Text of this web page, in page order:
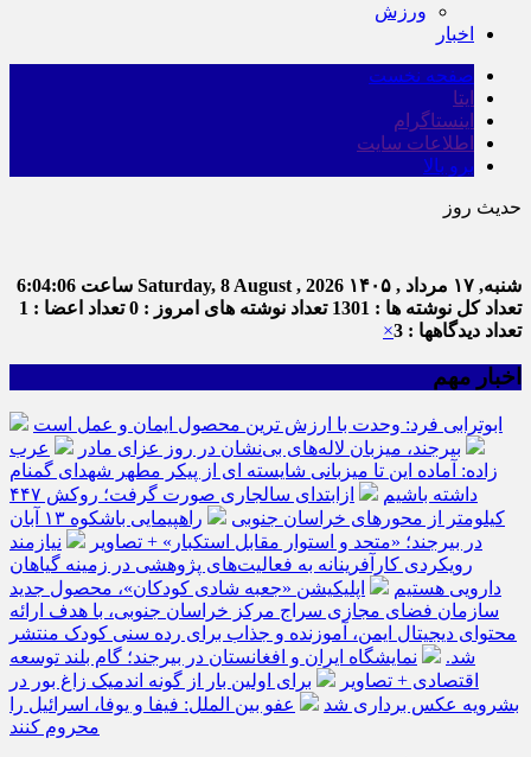
ورزش
اخبار
صفحه نخست
ایتا
اینستاگرام
اطلاعات سایت
برو بالا
حدیث روز
شنبه, ۱۷ مرداد , ۱۴۰۵ Saturday, 8 August , 2026 ساعت 6:04:07
تعداد کل نوشته ها : 1301
تعداد نوشته های امروز : 0
تعداد اعضا : 1
تعداد دیدگاهها : 3
×
اخبار مهم
ابوترابی فرد: وحدت با ارزش ترین محصول ایمان و عمل است
بیرجند، میزبان لاله‌های بی‌نشان در روز عزای مادر
عرب
زاده: آماده این تا میزبانی شایسته ای از پیکر مطهر شهدای گمنام
داشته باشیم
ازابتدای سالجاری صورت گرفت؛ روکش ۴۴۷
کیلومتر از محورهای خراسان جنوبی
راهپیمایی باشکوه ۱۳ آبان
در بیرجند؛ «متحد و استوار مقابل استکبار» + تصاویر
نیازمند
رویکردی کارآفرینانه به فعالیت‌های پژوهشی در زمینه گیاهان
دارویی هستیم
اپلیکیشن «جعبه شادی کودکان»، محصول جدید
سازمان فضای مجازی سراج مرکز خراسان جنوبی، با هدف ارائه
محتوای دیجیتال ایمن، آموزنده و جذاب برای رده سنی کودک منتشر
شد.
نمایشگاه ایران و افغانستان در بیرجند؛ گام بلند توسعه
اقتصادی + تصاویر
برای اولین بار از گونه اندمیک زاغ بور در
بشرویه عکس برداری شد
عفو بین الملل: فیفا و یوفا، اسرائیل را
محروم کنند